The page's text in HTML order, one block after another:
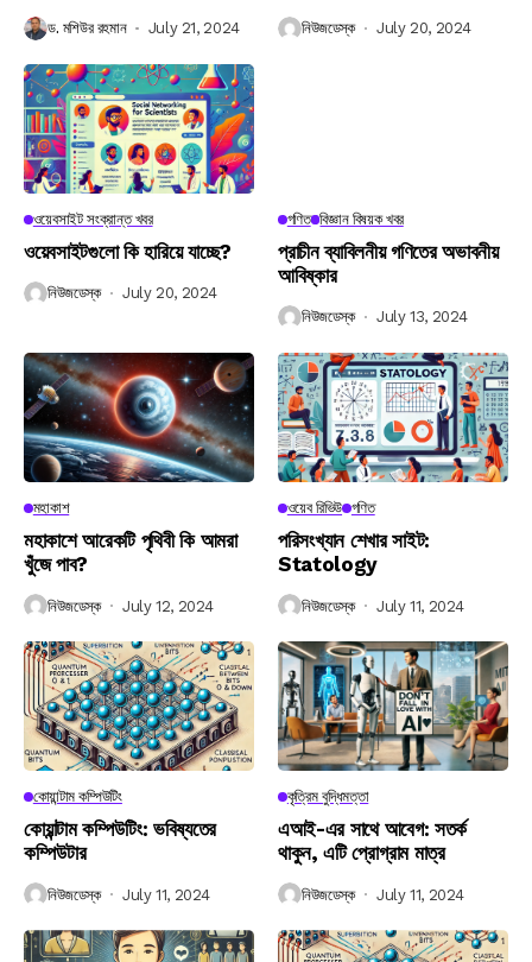
ড. মশিউর রহমান July 21, 2024 নিউজডেস্ক July 20, 2024
ওয়েবসাইট সংক্রান্ত খবর
ওয়েবসাইটগুলো কি হারিয়ে যাচ্ছে?
নিউজডেস্ক July 20, 2024
গণিত বিজ্ঞান বিষয়ক খবর
প্রাচীন ব্যাবিলনীয় গণিতের অভাবনীয়
আবিষ্কার
নিউজডেস্ক July 13, 2024
মহাকাশ
মহাকাশে আরেকটি পৃথিবী কি আমরা
খুঁজে পাব?
নিউজডেস্ক July 12, 2024
ওয়েব রিভিউ গণিত
পরিসংখ্যান শেখার সাইট:
Statology
নিউজডেস্ক July 11, 2024
কোয়ান্টাম কম্পিউটিং
কোয়ান্টাম কম্পিউটিং: ভবিষ্যতের
কম্পিউটার
নিউজডেস্ক July 11, 2024
কৃত্রিম বুদ্ধিমত্তা
এআই-এর সাথে আবেগ: সতর্ক
থাকুন, এটি প্রোগ্রাম মাত্র
নিউজডেস্ক July 11, 2024